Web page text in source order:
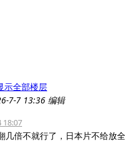
示全部楼层
7-7 13:36 编辑
18:07
几倍不就行了，日本片不给放